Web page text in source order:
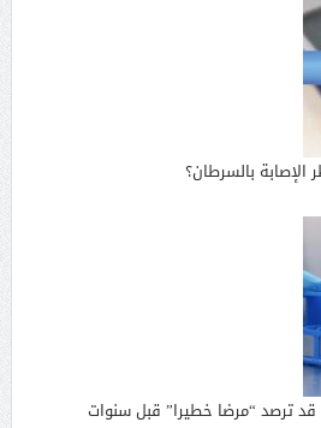
بالسرطان؟
ترصد “مرضا خطيرا” قبل سنوات